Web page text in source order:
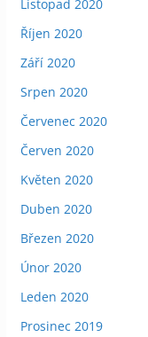
Listopad 2020
Říjen 2020
Září 2020
Srpen 2020
Červenec 2020
Červen 2020
Květen 2020
Duben 2020
Březen 2020
Únor 2020
Leden 2020
Prosinec 2019